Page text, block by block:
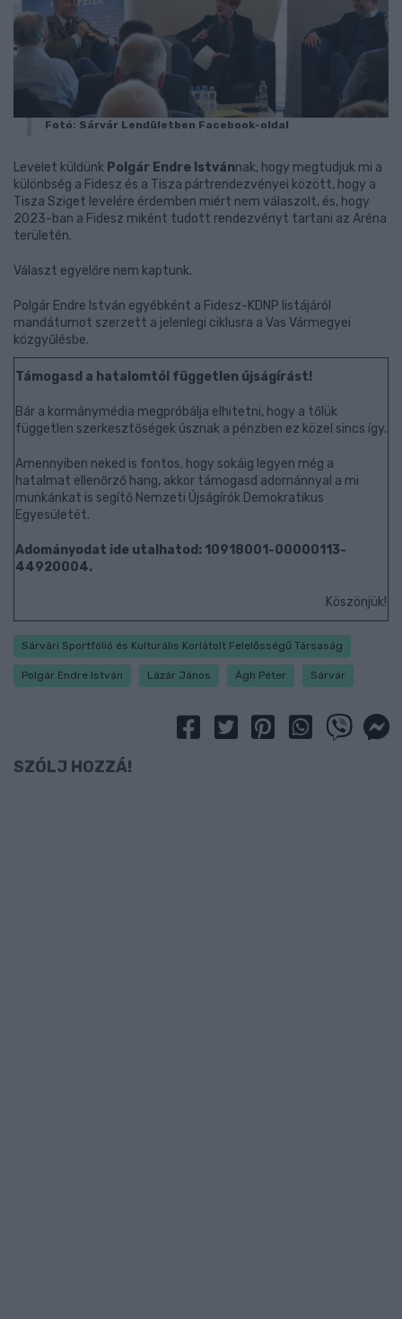
Fotó: Sárvár Lendületben Facebook-oldal
Levelet küldünk Polgár Endre Istvánnak, hogy megtudjuk mi a
különbség a Fidesz és a Tisza pártrendezvényei között, hogy a
Tisza Sziget levelére érdemben miért nem válaszolt, és, hogy
2023-ban a Fidesz miként tudott rendezvényt tartani az Aréna
területén.
Választ egyelőre nem kaptunk.
Polgár Endre István egyébként a Fidesz-KDNP listájáról
mandátumot szerzett a jelenlegi ciklusra a Vas Vármegyei
közgyűlésbe.
Támogasd a hatalomtól független újságírást!
Bár a kormánymédia megpróbálja elhitetni, hogy a tőlük
független szerkesztőségek úsznak a pénzben ez közel sincs így.
Amennyiben neked is fontos, hogy sokáig legyen még a
hatalmat ellenőrző hang, akkor támogasd adománnyal a mi
munkánkat is segítő Nemzeti Újságírók Demokratikus
Egyesületét.
Adományodat ide utalhatod: 10918001-00000113-
44920004.
Köszönjük!
Sárvári Sportfólió és Kulturális Korlátolt Felelősségű Társaság
Polgár Endre István Lázár János Ágh Péter Sárvár
SZÓLJ HOZZÁ!